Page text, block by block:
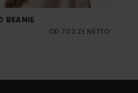
BEANIE
OD 7.03 ZŁ NETTO